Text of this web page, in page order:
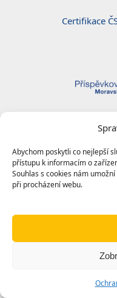
Abychom poskytli co nejlepší
přístupu k informacím o
Souhlas s cookies nám
při procházení webu.
Certifikace
© 2024Základní
osobních údajů